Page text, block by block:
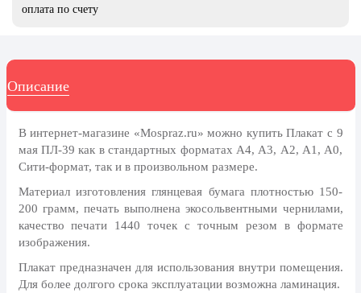
12 апреля, День космонавтики
18 апреля, Дни исторического и
1 мая, праздник Весны и Труда
6 мая, День герба и флага города
Москвы
9 мая, День Победы
24 мая, День славянской
письменности и культуры
28 мая, День пограничника
оплата по счету
Описание
В интернет-магазине «Mospraz.ru» можно купить Плакат с 9
мая ПЛ-39 как в стандартных форматах А4, А3, А2, А1, А0,
Сити-формат, так и в произвольном размере.
Материал изготовления глянцевая бумага плотностью 150-
200 грамм, печать выполнена экосольвентными чернилами,
качество печати 1440 точек с точным резом в формате
изображения.
Плакат предназначен для использования внутри помещения.
Для более долгого срока эксплуатации возможна ламинация.